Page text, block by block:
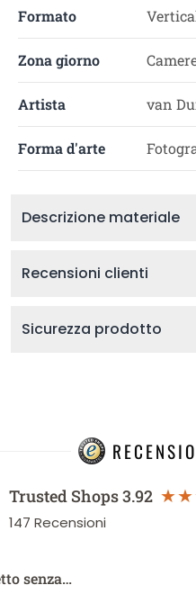
Formato
Zona giorno
Artista van
Forma d'arte
Descrizione materiale
Recensioni clienti
Sicurezza prodotto
Trusted Shops3.92
147 Recensioni
senza…